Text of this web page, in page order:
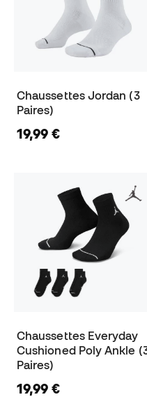
Chaussettes Jordan (3
Paires)
19,99 €
Chaussettes Everyday
Cushioned Poly Ankle
Paires)
19,99 €